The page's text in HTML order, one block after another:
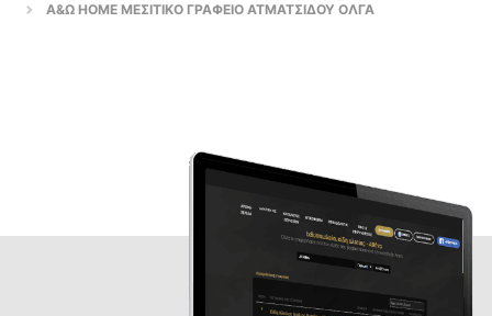
Α&Ω HOME ΜΕΣΙΤΙΚΟ ΓΡΑΦΕΙΟ ΑΤΜΑΤΣΙΔΟΥ ΟΛΓΑ